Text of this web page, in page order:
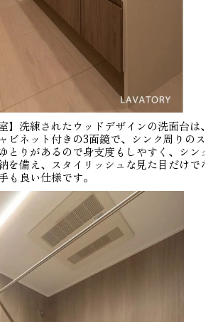
】洗練されたウッドデザインの洗面台は、
ビネット付きの3面鏡で、シンク周りのス
とりがあるので身支度もしやすく、シンク
を備え、スタイリッシュな見た目だけでな
も良い仕様です。